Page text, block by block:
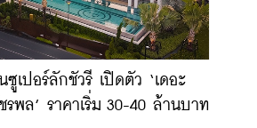
เปอร์ลักชัวรี เปิดตัว ‘เดอะ
รพล’ ราคาเริ่ม 30-40 ล้านบาท